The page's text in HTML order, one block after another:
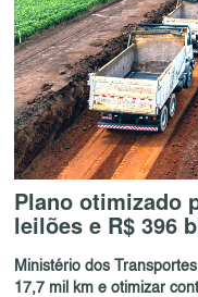
Plano otimizado
leilões e R$ 396
Ministério dos
17,7 mil km e otimizar